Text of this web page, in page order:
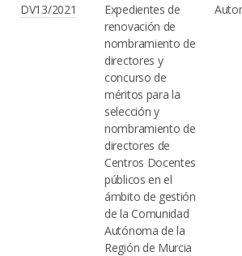
DV13/2021
Expedientes de
renovación de
nombramiento de
directores y
concurso de
méritos para la
selección y
nombramiento de
directores de
Centros Docentes
públicos en el
ámbito de gestión
de la Comunidad
Autónoma de la
Región de Murcia